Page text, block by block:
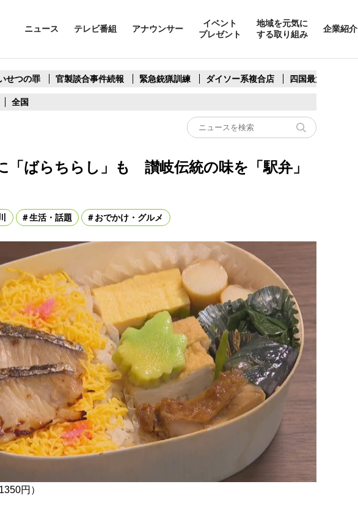
ニュース テレビ番組 アナウンサー
イベント
プレゼント
地域を元気に
する取り組み
企業紹介
せつの罪 官製談合事件続報 緊急銃猟訓練 ダイソー系複合店 四国最大スリコ
全国
「ばらちらし」も 讃岐伝統の味を「駅弁」
生活・話題 おでかけ・グルメ
円）